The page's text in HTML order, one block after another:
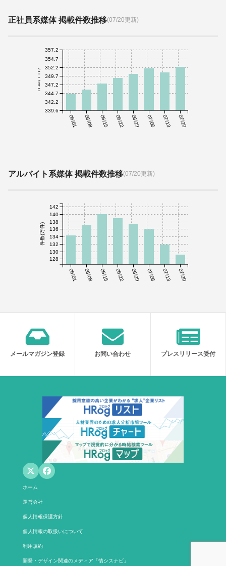
正社員系媒体 掲載件数推移(07/20更新)
06/01 06/08 06/15 06/22 06/29 07/06 07/13 07/20
件数(千件)
339.6
342.2
344.7
347.2
349.7
352.2
354.7
357.2
アルバイト系媒体 掲載件数推移(07/20更新)
06/01 06/08 06/15 06/22 06/29 07/06 07/13 07/20
件数(万件)
128
130
132
134
136
138
140
142
メールマガジン登録 お問い合わせ プレスリリース受付
ホーム
運営会社
個人情報保護方針
個人情報の取扱いについて
利用規約
開発・デザイン関連のメディア「情シスナビ」